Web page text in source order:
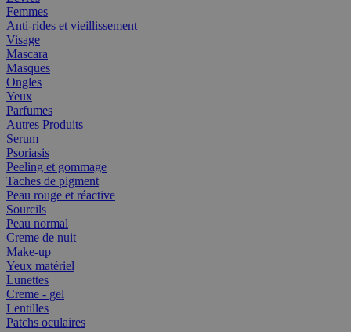
Femmes
Anti-rides et vieillissement
Visage
Mascara
Masques
Ongles
Yeux
Parfumes
Autres Produits
Serum
Psoriasis
Peeling et gommage
Taches de pigment
Peau rouge et réactive
Sourcils
Peau normal
Creme de nuit
Make-up
Yeux matériel
Lunettes
Creme - gel
Lentilles
Patchs oculaires